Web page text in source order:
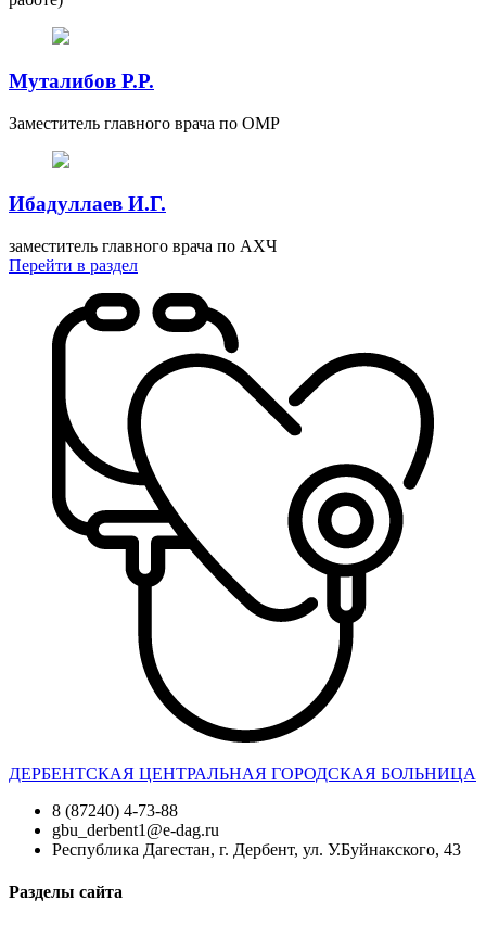
Муталибов Р.Р.
Заместитель главного врача по ОМР
Ибадуллаев И.Г.
заместитель главного врача по АХЧ
Перейти в раздел
ДЕРБЕНТСКАЯ ЦЕНТРАЛЬНАЯ ГОРОДСКАЯ БОЛЬНИЦА
8 (87240) 4-73-88
gbu_derbent1@e-dag.ru
Республика Дагестан, г. Дербент, ул. У.Буйнакского, 43
Разделы сайта